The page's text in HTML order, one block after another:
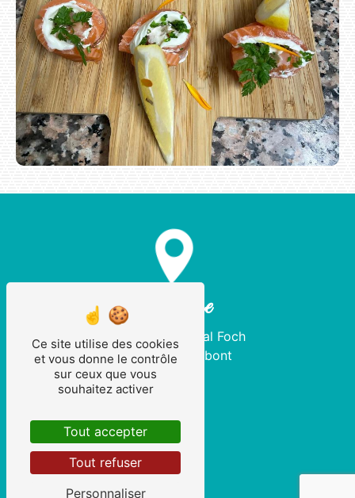
Adresse
5 Place Maréchal Foch
56700 Hennebont
Ce site utilise des cookies
et vous donne le contrôle
sur ceux que vous
souhaitez activer
Tout accepter
Tout refuser
Personnaliser